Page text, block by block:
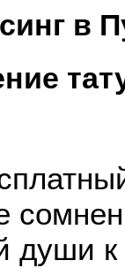
в
души